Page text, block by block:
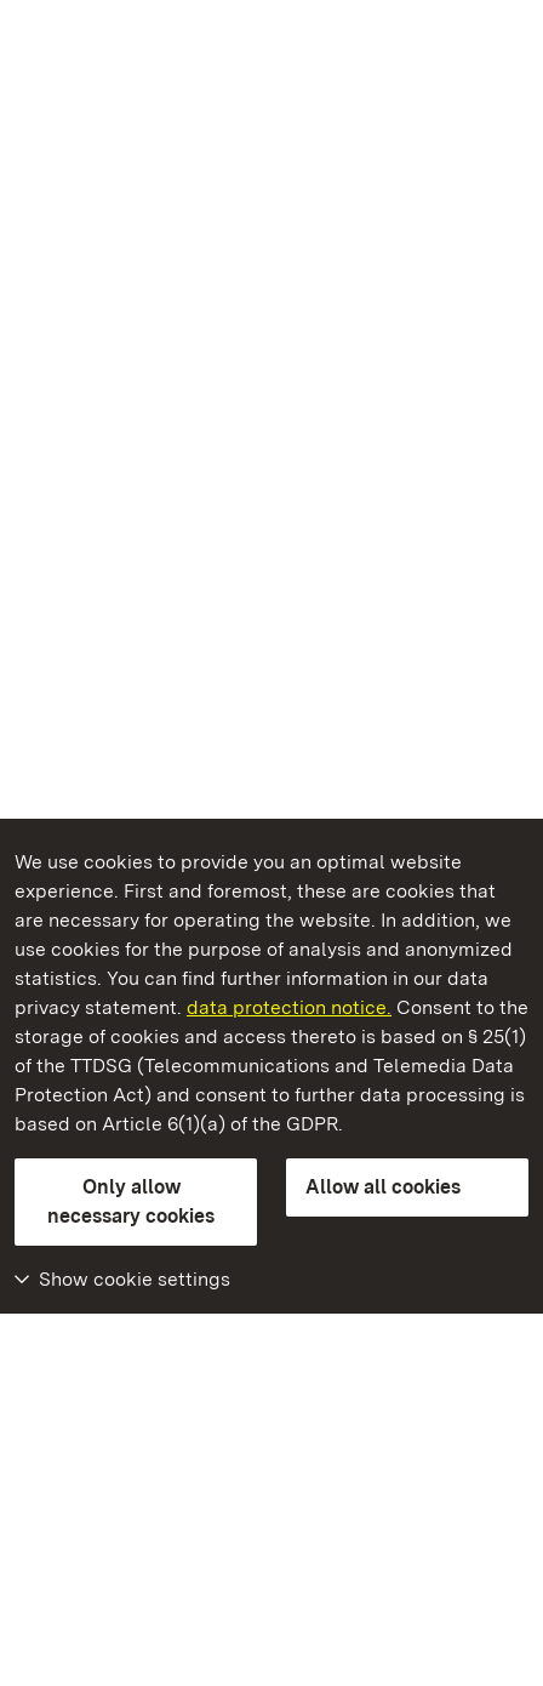
We use cookies to provide you an optimal website
experience. First and foremost, these are cookies that
are necessary for operating the website. In addition, we
use cookies for the purpose of analysis and anonymized
statistics. You can find further information in our data
privacy statement. data protection notice. Consent to the
storage of cookies and access thereto is based on § 25(1)
of the TTDSG (Telecommunications and Telemedia Data
Protection Act) and consent to further data processing is
based on Article 6(1)(a) of the GDPR.
Only allow
necessary cookies
Allow all cookies
Show cookie settings
State Palaces and Gardens of Baden-Wuerttemberg
Rastatt Residential Palace
State Palaces and Gardens of Baden-Wuerttemberg
Contact usFAQMasthead
Declaration on barrier-free access
BITV-konform (geprüfte Seiten)